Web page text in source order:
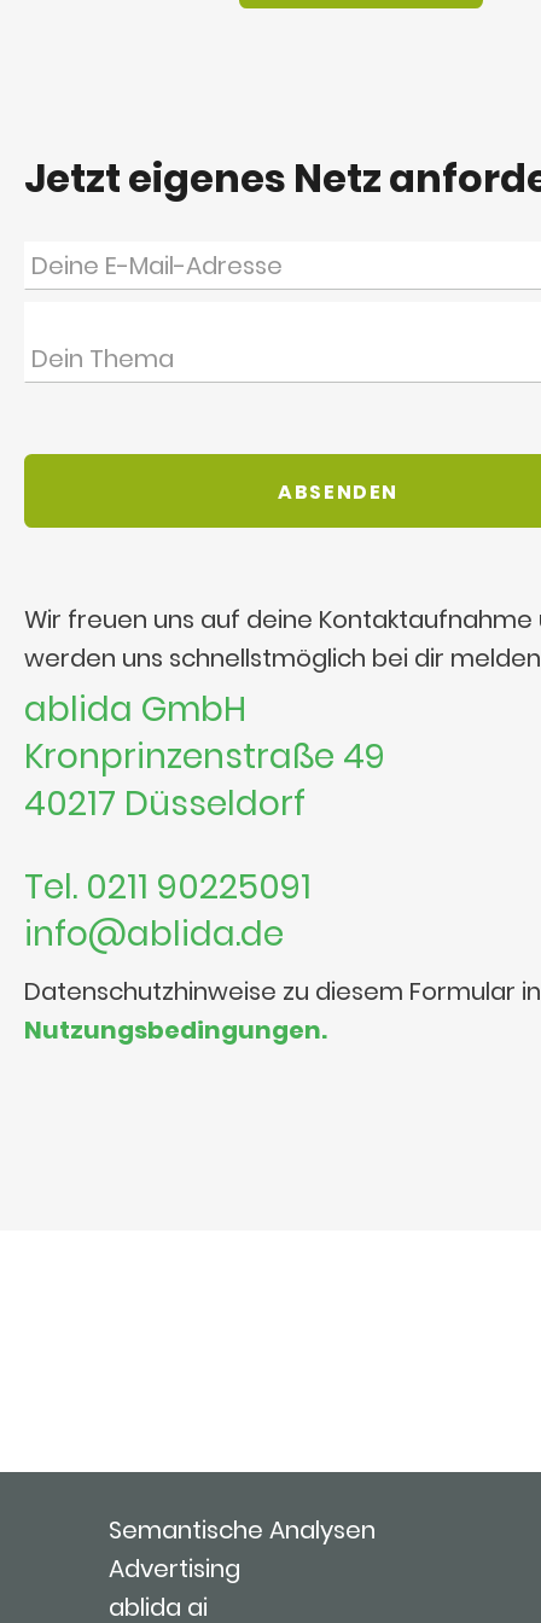
Jetzt eigenes Netz
Wir freuen uns auf deine Kontaktaufnahme
werden uns schnellstmöglich bei dir
ablida GmbH
Kronprinzenstraße 49
40217 Düsseldorf
Tel. 0211 90225091
info@ablida.de
Datenschutzhinweise zu diesem Formular
Nutzungsbedingungen.
Semantische Analysen
Advertising
ablida ai